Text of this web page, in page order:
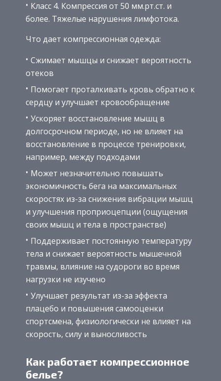
Класс 4. Компрессия от 50 мм.рт.ст. и
более. Тяжелые нарушения лимфотока.
Что дает компрессионная одежда:
Сжимает мышцы и снижает вероятность
отеков
Помогает проталкивать кровь обратно к
сердцу и улучшает кровообращение
Ускоряет восстановление мышц в
долгосрочном периоде, но не влияет на
восстановление в процессе тренировки,
например, между подходами
Может незначительно повышать
экономичность бега на максимальных
скоростях из-за снижения вибрации мышц
и улучшения проприоцепции (ощущения
своих мышц и тела в пространстве)
Поддерживает постоянную температуру
тела и снижает вероятность мышечной
травмы, влияние на судороги во время
нагрузки не изучено
Улучшает результат из-за эффекта
плацебо и повышения самооценки
спортсмена, физиологически не влияет на
скорость, силу и выносливость
Как работает компрессионное
белье?